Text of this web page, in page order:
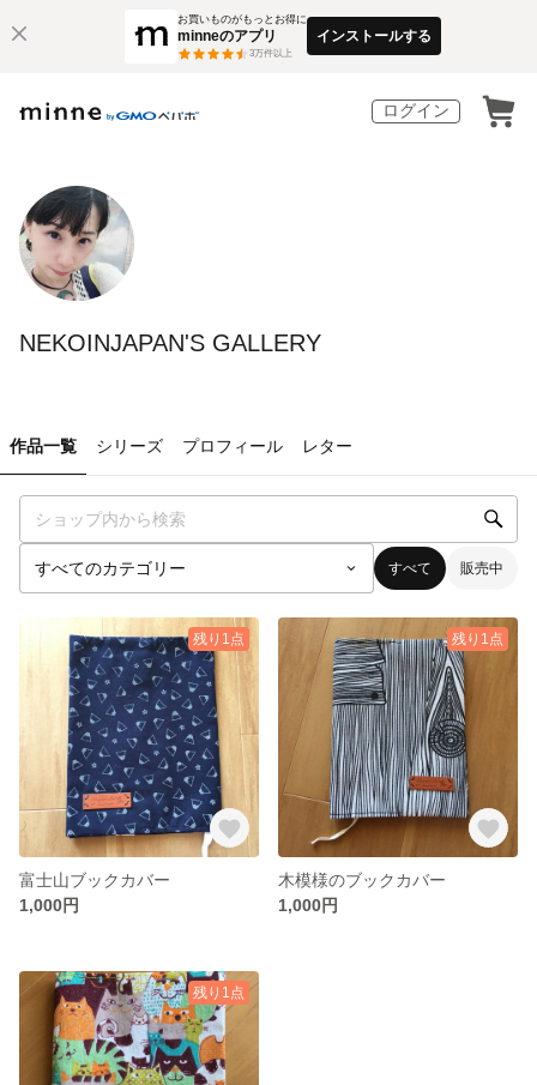
お買いものがもっとお得に
minneのアプリ
3万件以上
インストールする
ログイン
NEKOINJAPAN'S GALLERY
作品一覧 シリーズ プロフィール レター
すべて 販売中
残り1点
富士山ブックカバー
1,000円
残り1点
木模様のブックカバー
1,000円
残り1点